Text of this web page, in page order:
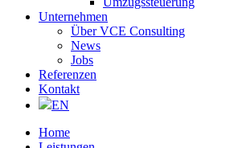
Unternehmen
Über VCE Consulting
News
Jobs
Referenzen
Kontakt
EN
Home